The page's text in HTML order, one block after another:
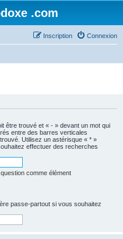
.com
Connexion
Inscription
être trouvé et « - » devant un mot qui
entre des barres verticales
Utilisez un astérisque « * »
effectuer des recherches
comme élément
passe-partout si vous souhaitez